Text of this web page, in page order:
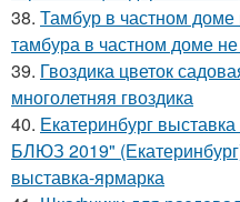
38. Тамбур в частном
тамбура в частном доме
39. Гвоздика цветок
многолетняя гвоздика
40. Екатеринбург
БЛЮЗ 2019"
выставка-ярмарка